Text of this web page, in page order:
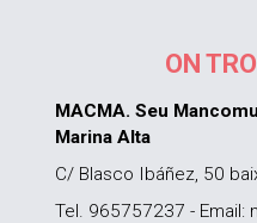
ON
MACMA. Seu
Marina Alta
C/ Blasco Ibáñez, 50
Tel. 965757237 - Email: